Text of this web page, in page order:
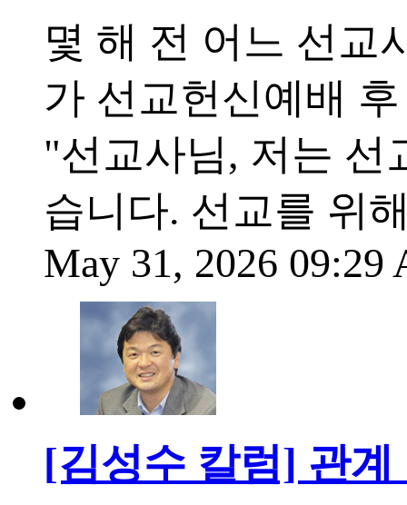
몇 해 전 어느 선교
가 선교헌신예배
"선교사님, 저는 선
습니다. 선교를 위
May 31, 2026 09:29
[김성수 칼럼] 관계